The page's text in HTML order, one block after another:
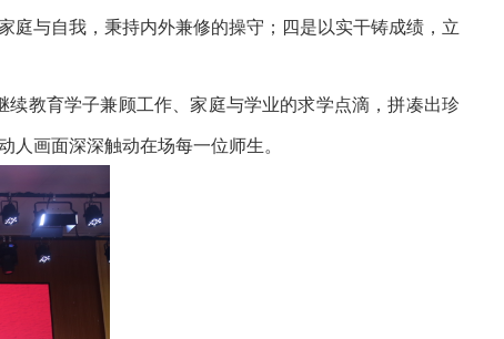
庭与自我，秉持内外兼修的操守；四是以实干铸成绩，立
教育学子兼顾工作、家庭与学业的求学点滴，拼凑出珍
画面深深触动在场每一位师生。